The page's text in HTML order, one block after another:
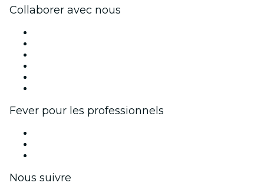
Collaborer avec nous
Fever pour les professionnels
Nous suivre